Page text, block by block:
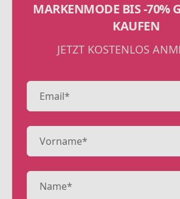
MARKENMODE BIS -70%
KAUFEN
JETZT KOSTENLOS